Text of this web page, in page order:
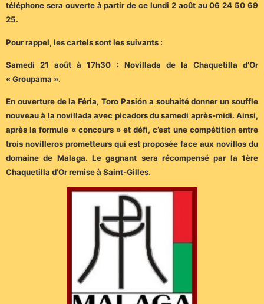
téléphone sera ouverte à partir de ce lundi 2 août au 06 24 50 69
25.
Pour rappel, les cartels sont les suivants :
Samedi 21 août à 17h30 : Novillada de la Chaquetilla d’Or
« Groupama ».
En ouverture de la Féria, Toro Pasión a souhaité donner un souffle
nouveau à la novillada avec picadors du samedi après-midi. Ainsi,
après la formule « concours » et défi, c’est une compétition entre
trois novilleros prometteurs qui est proposée face aux novillos du
domaine de Malaga. Le gagnant sera récompensé par la 1ère
Chaquetilla d’Or remise à Saint-Gilles.